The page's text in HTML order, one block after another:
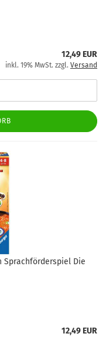
12,49 EUR
inkl. 19% MwSt. zzgl. Versand
Sprachförderspiel Die
12,49 EUR